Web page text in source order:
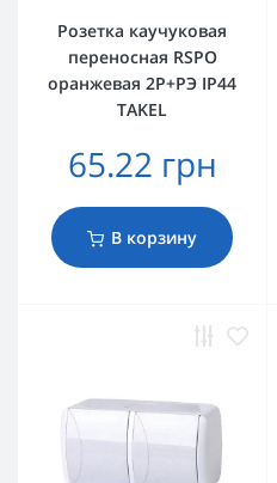
Розетка каучуковая
переносная RSPO
оранжевая 2Р+РЭ IP44
TAKEL
65.22 грн
В корзину